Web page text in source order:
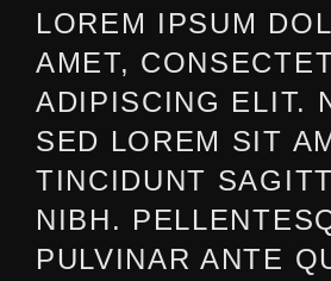
LOREM IPSUM
AMET,
ADIPISCING ELIT.
SED LOREM SIT
TINCIDUNT
NIBH.
PULVINAR ANTE